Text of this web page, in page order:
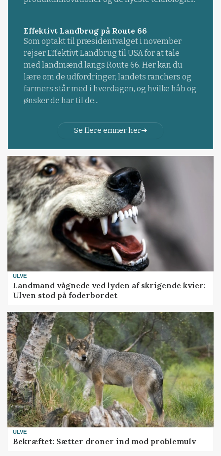
Effektivt Landbrug på Route 66
Som optakt til præsidentvalget i november
rejser Effektivt Landbrug til USA for at tale
med landmænd langs Route 66. Her kan du
lære om de udfordringer, landets ranchers og
farmers står med i hverdagen, og hvilke håb og
ønsker de har til de...
Se flere emner her
ULVE
Landmand vågnede ved lyden af skrigende kvier:
Ulven stod på foderbordet
ULVE
Bekræftet: Sætter droner ind mod problemulv